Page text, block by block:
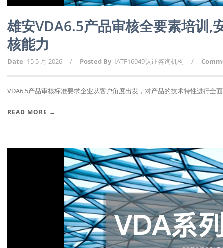
雄安VDA6.5产品审核全要素培训,
核能力
Date 15 5 月 2026 / Posted By IATF16949认证咨询机构 /
VDA6.5产品审核标准要求企业从客户角度出发，对产品的技术特性进行全
READ MORE →